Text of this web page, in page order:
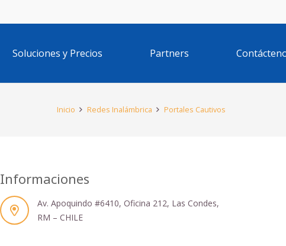
Soluciones y Precios Partners
Inicio Redes Inalámbrica Portales Cautivos
Informaciones
Av. Apoquindo #6410, Oficina 212, Las Condes,
RM – CHILE